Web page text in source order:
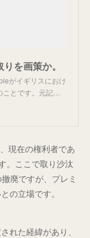
を画策か。
がイギリスにおけ
とです。元記…
現在の権利者であ
。ここで取り沙汰
廃ですが、プレミ
の立場です。
れた経緯があり、